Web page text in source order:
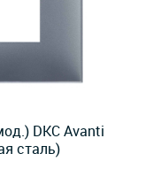
DKC Avanti
сталь)